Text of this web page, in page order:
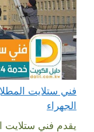
الجهراء
يقدم فني ستلايت